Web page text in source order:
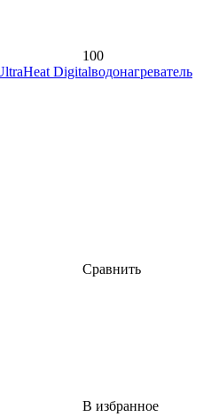
100
Digitalводонагреватель
Сравнить
В избранное